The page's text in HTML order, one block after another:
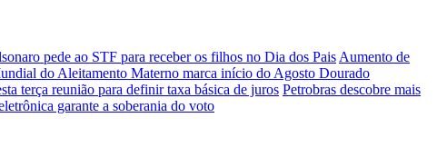
pede ao STF para receber os filhos no Dia dos Pais Aumento de
do Aleitamento Materno marca início do Agosto Dourado
terça reunião para definir taxa básica de juros Petrobras descobre mais
garante a soberania do voto